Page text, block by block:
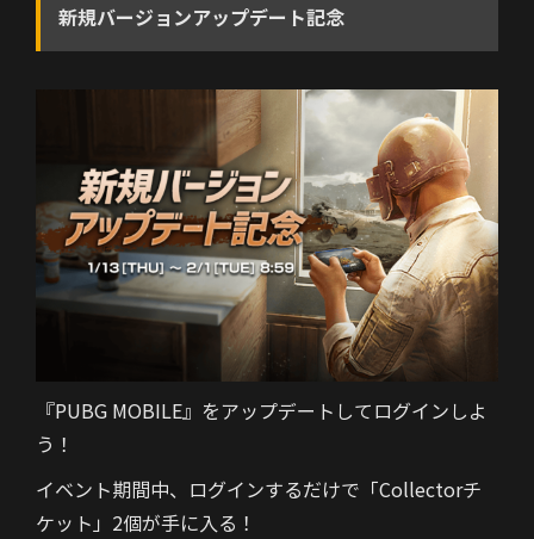
新規バージョンアップデート記念
『PUBG MOBILE』をアップデートしてログインしよ
う！
イベント期間中、ログインするだけで「Collectorチ
ケット」2個が手に入る！